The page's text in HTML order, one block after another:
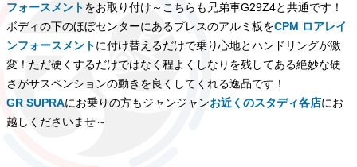
フォースメントをお取り付け～こちらも兄弟車G29Z4と共通です！
ボディの下のほぼセンターにあるプレスのアルミ板をCPM ロアレイ
ンフォースメントに付け替えるだけで乗り心地とハンドリングが激
変！ただ硬くするだけではなく程よくしなりを残してある絶妙な硬
さがサスペンションの動きを良くしてくれる逸品です！
GR SUPRAにお乗りの方もジャンジャンお近くのスタディ各店にお
越しくださいませ～